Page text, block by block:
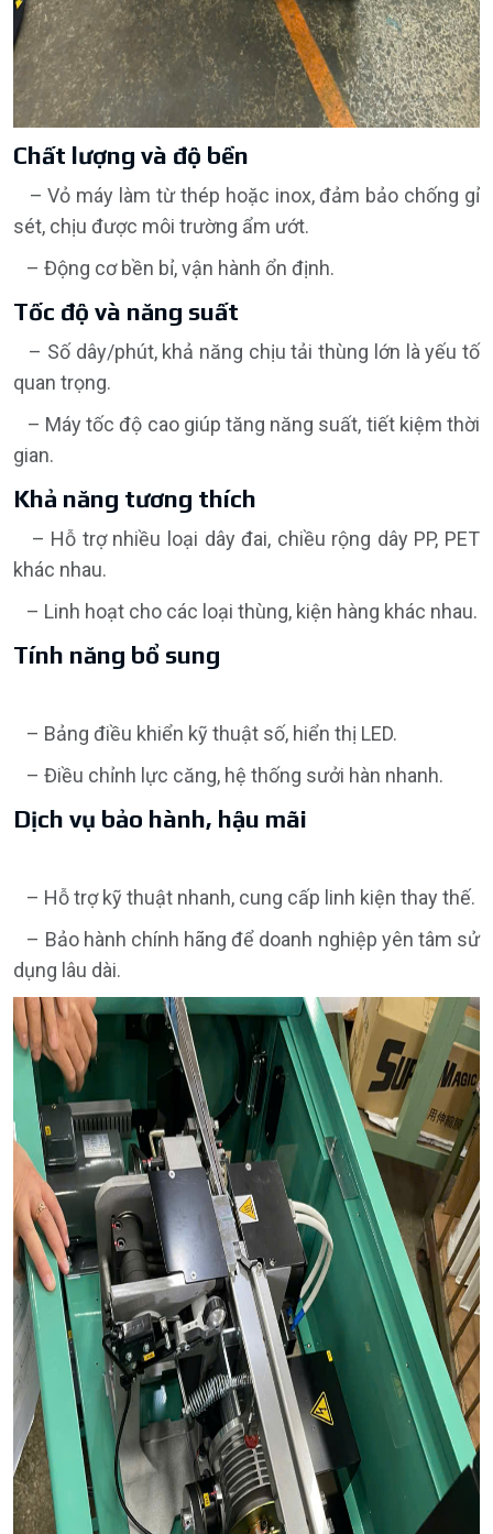
Chất lượng và độ bền
– Vỏ máy làm từ thép hoặc inox, đảm bảo chống gỉ
sét, chịu được môi trường ẩm ướt.
– Động cơ bền bỉ, vận hành ổn định.
Tốc độ và năng suất
– Số dây/phút, khả năng chịu tải thùng lớn là yếu tố
quan trọng.
– Máy tốc độ cao giúp tăng năng suất, tiết kiệm thời
gian.
Khả năng tương thích
– Hỗ trợ nhiều loại dây đai, chiều rộng dây PP, PET
khác nhau.
– Linh hoạt cho các loại thùng, kiện hàng khác nhau.
Tính năng bổ sung
– Bảng điều khiển kỹ thuật số, hiển thị LED.
– Điều chỉnh lực căng, hệ thống sưởi hàn nhanh.
Dịch vụ bảo hành, hậu mãi
– Hỗ trợ kỹ thuật nhanh, cung cấp linh kiện thay thế.
– Bảo hành chính hãng để doanh nghiệp yên tâm sử
dụng lâu dài.